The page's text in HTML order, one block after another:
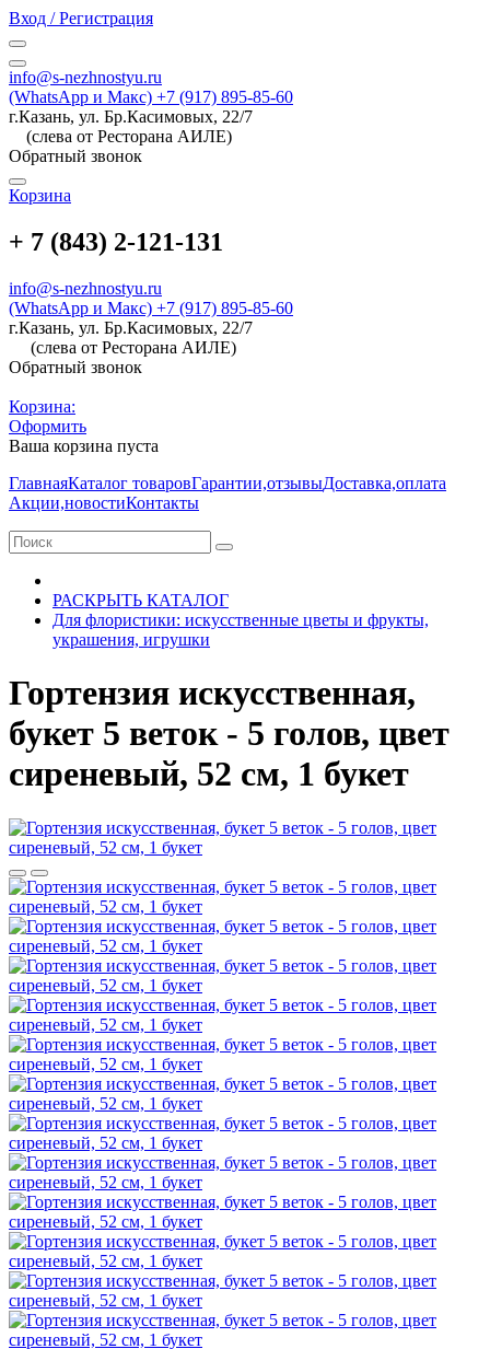
Вход / Регистрация
info@s-nezhnostyu.ru
(WhatsApp и Макс) +7 (917) 895-85-60
г.Казань, ул. Бр.Касимовых, 22/7
(слева от Ресторана АИЛЕ)
Обратный звонок
Корзина
+ 7 (843) 2-121-131
info@s-nezhnostyu.ru
(WhatsApp и Макс) +7 (917) 895-85-60
г.Казань, ул. Бр.Касимовых, 22/7
(слева от Ресторана АИЛЕ)
Обратный звонок
Корзина:
Оформить
Ваша корзина пуста
ГлавнаяКаталог товаровГарантии,отзывыДоставка,оплата
Акции,новостиКонтакты
РАСКРЫТЬ КАТАЛОГ
Для флористики: искусственные цветы и фрукты,
украшения, игрушки
Гортензия искусственная,
букет 5 веток - 5 голов, цвет
сиреневый, 52 см, 1 букет